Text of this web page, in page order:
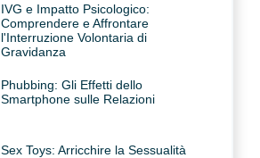
IVG e Impatto Psicologico:
Comprendere e Affrontare
l'Interruzione Volontaria di
Gravidanza
Phubbing: Gli Effetti dello
Smartphone sulle Relazioni
Sex Toys: Arricchire la Sessualità